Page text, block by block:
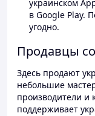
украинском
в Google Play.
угодно.
Продавцы
Здесь продают
небольшие
производители и
поддерживает